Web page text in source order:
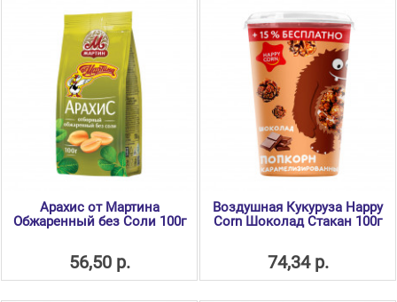
Арахис от Мартина
Обжаренный без Соли 100г
56,50 р.
Воздушная Кукуруза Happy
Corn Шоколад Стакан 100г
74,34 р.